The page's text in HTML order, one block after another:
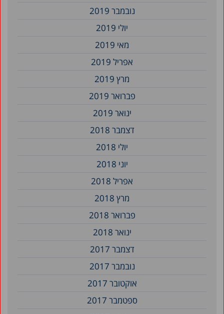
נובמבר 2019
יולי 2019
מאי 2019
אפריל 2019
מרץ 2019
פברואר 2019
ינואר 2019
דצמבר 2018
יולי 2018
יוני 2018
אפריל 2018
מרץ 2018
פברואר 2018
ינואר 2018
דצמבר 2017
נובמבר 2017
אוקטובר 2017
ספטמבר 2017